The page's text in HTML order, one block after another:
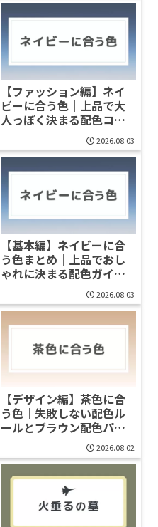
【ファッション編】ネイ
ビーに合う色｜上品で大
人っぽく決まる配色コー
2026.08.03
【基本編】ネイビーに合
う色まとめ｜上品でおし
ゃれに決まる配色ガイド
［ファッション・デザイ
ン］
2026.08.03
【デザイン編】茶色に合
う色｜失敗しない配色ル
ールとブラウン配色パタ
2026.08.02